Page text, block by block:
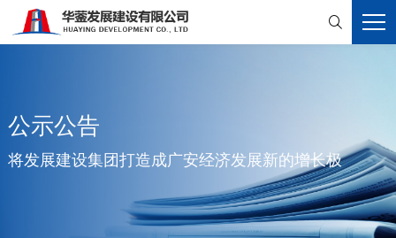

公示公告
将发展建设集团打造成广安经济发展新的增长极